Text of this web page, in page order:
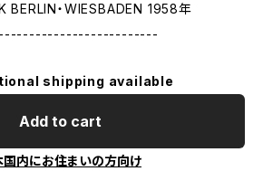
BERLIN・WIESBADEN 1958年
shipping available
Add to cart
国内にお住まいの方向け